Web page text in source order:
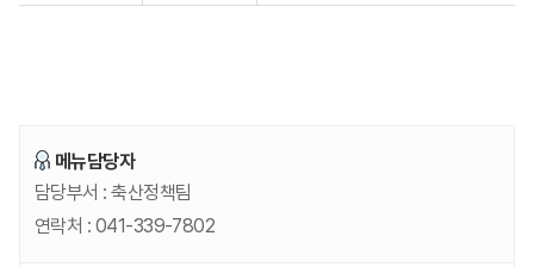
3
-
-
메뉴담당자
담당부서 :축산정책팀
연락처 : 041-339-7802